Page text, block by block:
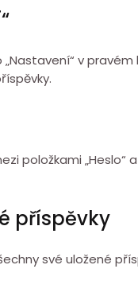
v
položkami
příspěvky
své uložené